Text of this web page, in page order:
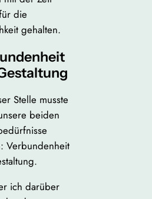
die
gehalten.
Stelle musste
beiden
Verbundenheit
ich darüber